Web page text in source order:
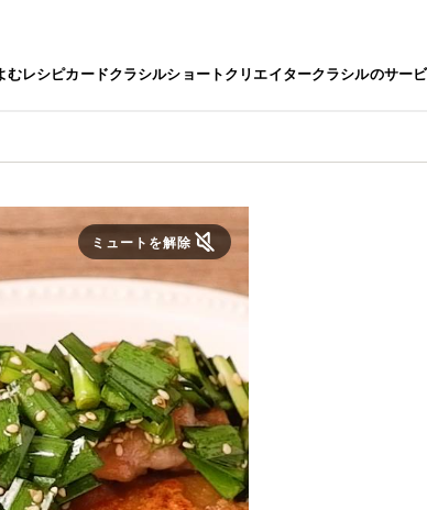
むレシピカードクラシルショートクリエイタークラシルのサー
ミュートを解除